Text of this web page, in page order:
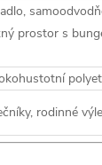
prostor s
rodinné